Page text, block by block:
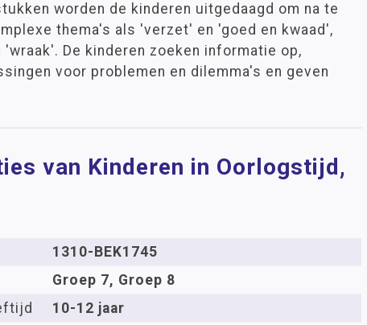
worden de kinderen uitgedaagd om na te
thema's als 'verzet' en 'goed en kwaad',
De kinderen zoeken informatie op,
voor problemen en dilemma's en geven
van Kinderen in Oorlogstijd,
1310-BEK1745
Groep 7, Groep 8
10-12 jaar